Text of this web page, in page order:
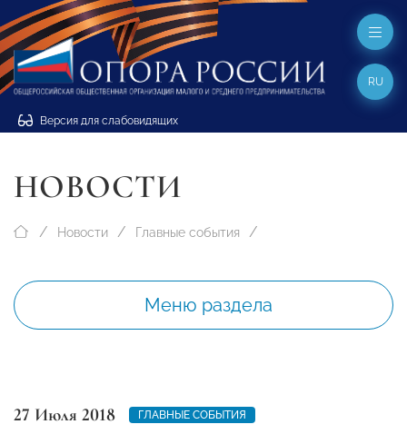
Версия для слабовидящих
RU
НОВОСТИ
Новости Главные события
Меню раздела
27 Июля 2018 ГЛАВНЫЕ СОБЫТИЯ